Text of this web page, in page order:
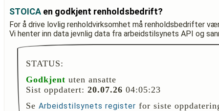
STOICA en godkjent renholdsbedrift?
For å drive lovlig renholdvirksomhet må renholdsbedrifter
Vi henter inn data jevnlig data fra arbeidstilsynets API og
STATUS:
Godkjent uten ansatte
Sist oppdatert: 20.07.26 04:05:23
Se Arbeidstilsynets register for siste